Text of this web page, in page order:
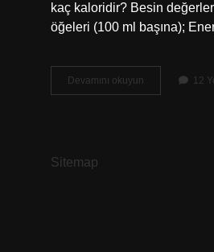
kaç kaloridir? Besin
öğeleri (100 ml başına);
Devamını okuyun
Su
12
Sitemap